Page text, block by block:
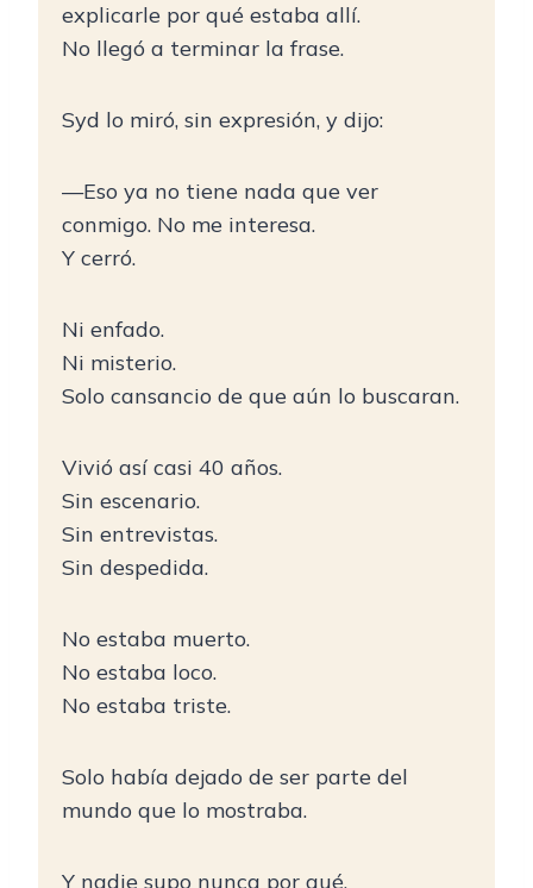
explicarle por qué estaba allí.
No llegó a terminar la frase.
Syd lo miró, sin expresión, y dijo:
—Eso ya no tiene nada que ver
conmigo. No me interesa.
Y cerró.
Ni enfado.
Ni misterio.
Solo cansancio de que aún lo buscaran.
Vivió así casi 40 años.
Sin escenario.
Sin entrevistas.
Sin despedida.
No estaba muerto.
No estaba loco.
No estaba triste.
Solo había dejado de ser parte del
mundo que lo mostraba.
Y nadie supo nunca por qué.